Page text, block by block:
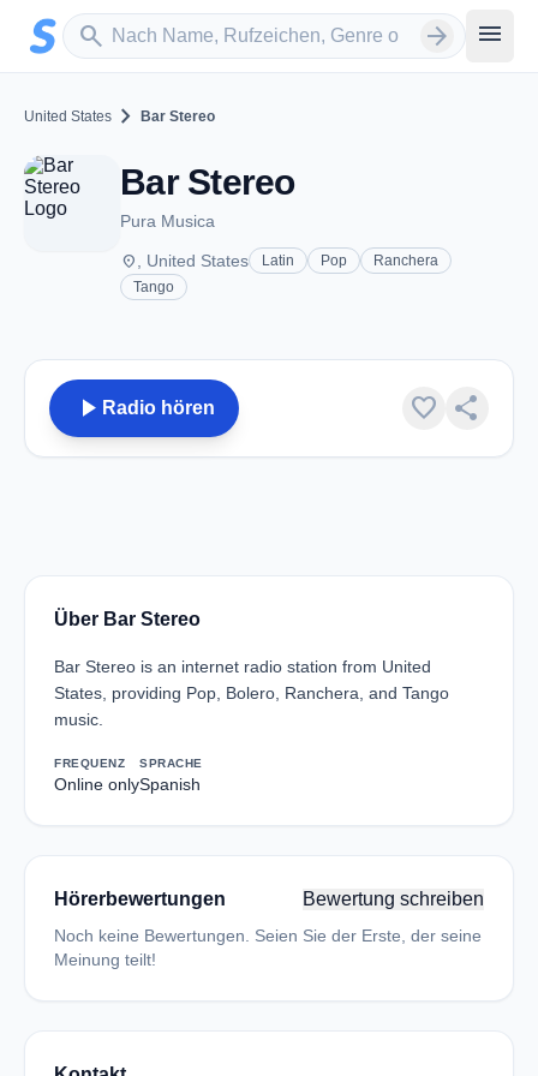
Zum Hauptinhalt springen
search
Sender suchen arrow_forward menu
United States chevron_right Bar Stereo
Bar Stereo
Pura Musica
place , United States Latin Pop
Ranchera
Tango
play_arrow Radio hören favorite share
Über Bar Stereo
Bar Stereo is an internet radio station from United
States, providing Pop, Bolero, Ranchera, and Tango
music.
FREQUENZ
Online only
SPRACHE
Spanish
Hörerbewertungen Bewertung schreiben
Noch keine Bewertungen. Seien Sie der Erste, der seine
Meinung teilt!